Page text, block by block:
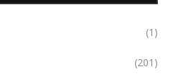
(1)
(201)